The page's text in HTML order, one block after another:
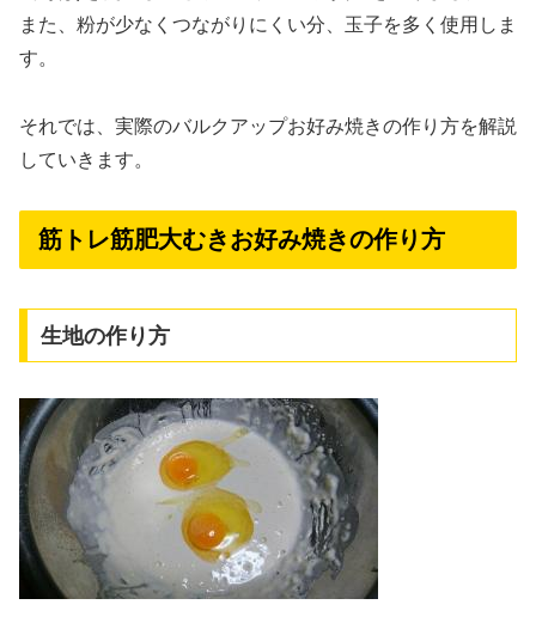
また、粉が少なくつながりにくい分、玉子を多く使用しま
す。
それでは、実際のバルクアップお好み焼きの作り方を解説
していきます。
筋トレ筋肥大むきお好み焼きの作り方
生地の作り方